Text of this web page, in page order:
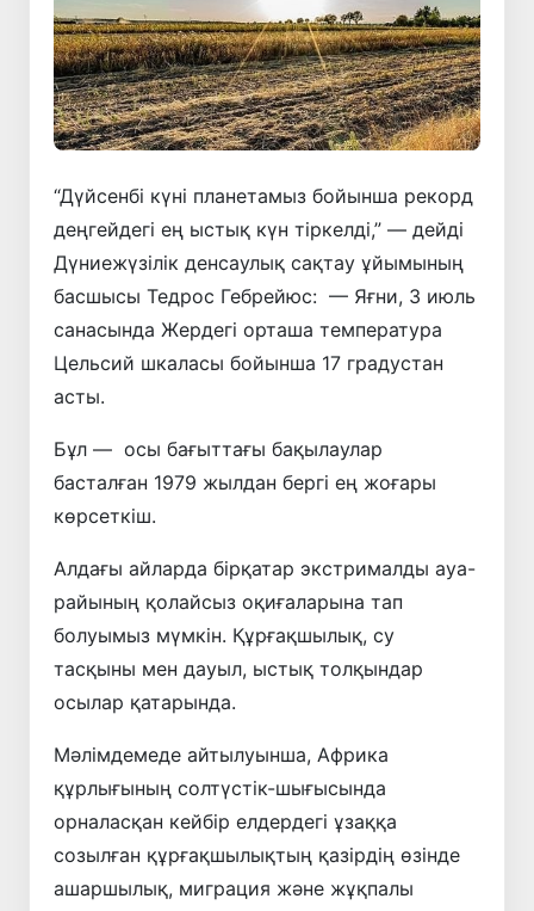
“Дүйсенбі күні планетамыз бойынша рекорд
деңгейдегі ең ыстық күн тіркелді,” — дейді
Дүниежүзілік денсаулық сақтау ұйымының
басшысы Тедрос Гебрейюс: — Яғни, 3 июль
санасында Жердегі орташа температура
Цельсий шкаласы бойынша 17 градустан
асты.
Бұл — осы бағыттағы бақылаулар
басталған 1979 жылдан бергі ең жоғары
көрсеткіш.
Алдағы айларда бірқатар экстрималды ауа-
райының қолайсыз оқиғаларына тап
болуымыз мүмкін. Құрғақшылық, су
тасқыны мен дауыл, ыстық толқындар
осылар қатарында.
Мәлімдемеде айтылуынша, Африка
құрлығының солтүстік-шығысында
орналасқан кейбір елдердегі ұзаққа
созылған құрғақшылықтың қазірдің өзінде
ашаршылық, миграция және жұқпалы